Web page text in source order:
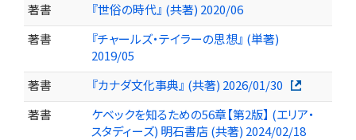
著書
『世俗の時代』 (共著) 2020/06
著書
『チャールズ・テイラーの思想』 (単著)
2019/05
著書
『カナダ文化事典』 (共著) 2026/01/30
著書
ケベックを知るための56章【第2版】 (エリア・
スタディーズ) 明石書店 (共著) 2024/02/18